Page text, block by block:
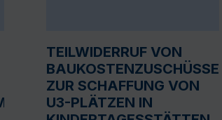
TEILWIDERRUF VON
BAUKOSTENZUSCHÜSSEN
ZUR SCHAFFUNG VON
U3-PLÄTZEN IN